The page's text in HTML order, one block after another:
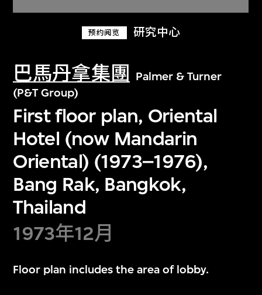
预约阅览 研究中心
巴馬丹拿集團
Palmer & Turner
(P&T Group)
First floor plan, Oriental
Hotel (now Mandarin
Oriental) (1973–1976),
Bang Rak, Bangkok,
Thailand
1973年12月
Floor plan includes the area of lobby.
关于M+藏品
探索世界顶级的二十及二十一世纪视觉
文化藏品。